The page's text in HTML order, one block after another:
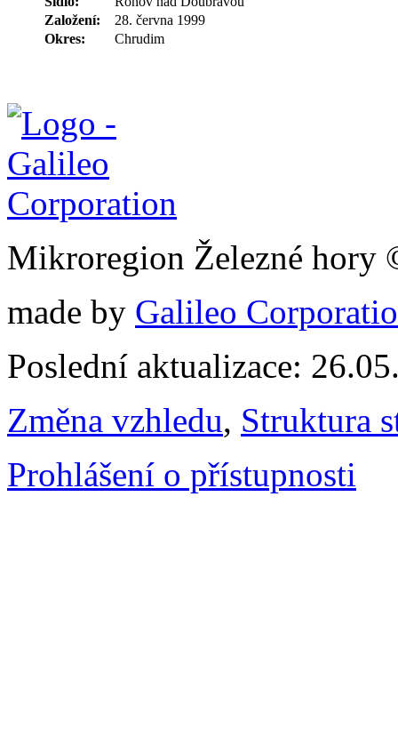
Založení:
28. června 1999
Okres:
Chrudim
Mikroregion Železné hory
made by Galileo
Poslední aktualizace:
Změna vzhledu, Struktura
Prohlášení o přístupnosti